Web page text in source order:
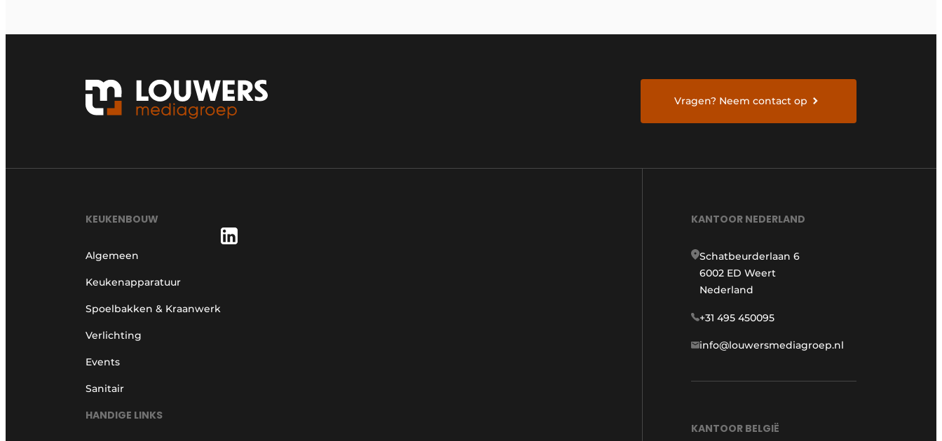
Vragen? Neem contact op
KEUKENBOUW
Algemeen
Keukenapparatuur
Spoelbakken & Kraanwerk
Verlichting
Events
Sanitair
HANDIGE LINKS
KANTOOR NEDERLAND
Schatbeurderlaan 6
6002 ED Weert
Nederland
+31 495 450095
info@louwersmediagroep.nl
KANTOOR BELGIË